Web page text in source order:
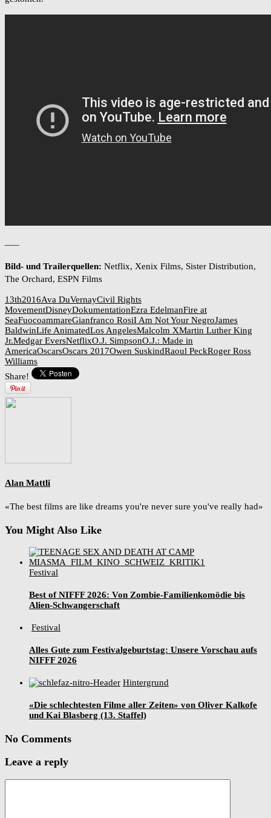
–––
Bild- und Trailerquellen: Netflix, Xenix Films, Sister Distribution,
The Orchard, ESPN Films
13th2016Ava DuVernayCivil Rights
MovementDisneyDokumentationEzra EdelmanFire at
SeaFuocoammareGianfranco RosiI Am Not Your NegroJames
BaldwinLife AnimatedLos AngelesMalcolm XMartin Luther King
Jr.Medgar EversNetflixO.J. SimpsonO.J.: Made in
AmericaOscarsOscars 2017Owen SuskindRaoul PeckRoger Ross
Williams
Share!
Alan Mattli
«The best films are like dreams you're never sure you've really had»
You Might Also Like
Festival
Best of NIFFF 2026: Von Zombie-Familienkomödie bis
Alien-Schwangerschaft
Festival
Alles Gute zum Festivalgeburtstag: Unsere Vorschau aufs
NIFFF 2026
Hintergrund
«Die schlechtesten Filme aller Zeiten» von Oliver Kalkofe
und Kai Blasberg (13. Staffel)
No Comments
Leave a reply